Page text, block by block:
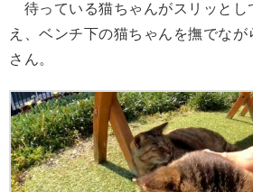
待っている猫ちゃんがスリッとし
え、ベンチ下の猫ちゃんを撫でな
さん。